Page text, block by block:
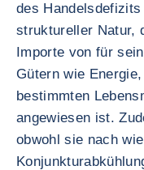
des
struktureller Natur,
Importe von für
Gütern wie
bestimmten
angewiesen ist.
obwohl sie nach